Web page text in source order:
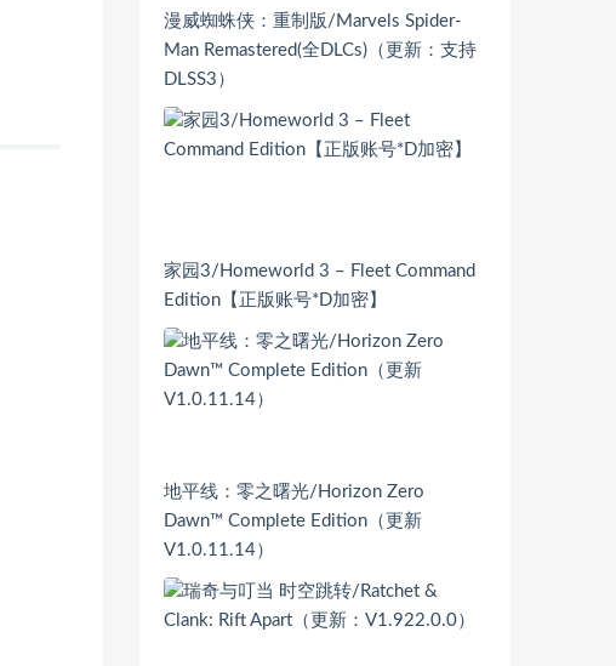
漫威蜘蛛侠：重制版/Marvels Spider-
Man Remastered(全DLCs)（更新：支持
DLSS3）
家园3/Homeworld 3 – Fleet Command
Edition【正版账号*D加密】
地平线：零之曙光/Horizon Zero
Dawn™ Complete Edition（更新
V1.0.11.14）